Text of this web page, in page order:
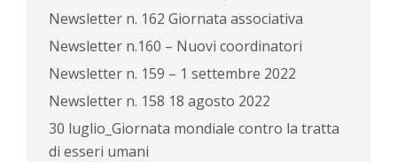
Newsletter n. 162 Giornata associativa
Newsletter n.160 – Nuovi coordinatori
Newsletter n. 159 – 1 settembre 2022
Newsletter n. 158 18 agosto 2022
30 luglio_Giornata mondiale contro la tratta
di esseri umani